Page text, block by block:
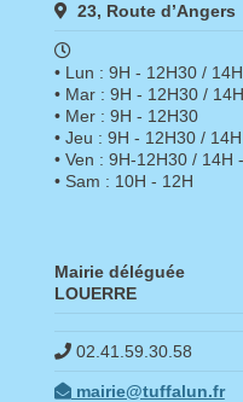
23, Route d’Angers
• Lun : 9H - 12H30 /
• Mar : 9H - 12H30 /
• Mer : 9H - 12H30
• Jeu : 9H - 12H30 /
• Ven : 9H-12H30 / 14H
• Sam : 10H - 12H
Mairie déléguée
LOUERRE
02.41.59.30.58
mairie@tuffalun.fr